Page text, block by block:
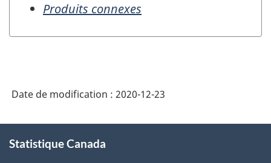
Produits connexes
Date de modification : 2020-12-23
propos
Statistique Canada